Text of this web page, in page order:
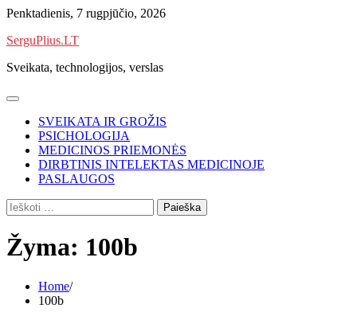
Skip
content
Penktadienis, 7 rugpjūčio, 2026
SerguPlius.LT
Sveikata, technologijos, verslas
SVEIKATA IR GROŽIS
PSICHOLOGIJA
MEDICINOS PRIEMONĖS
DIRBTINIS INTELEKTAS MEDICINOJE
PASLAUGOS
Ieškoti:
Žyma: 100b
Home
100b